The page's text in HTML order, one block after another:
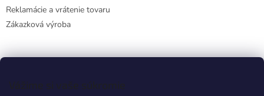
Vážime si vaše súkromie
Reklamácie a vrátenie tovaru
Zákazková výroba